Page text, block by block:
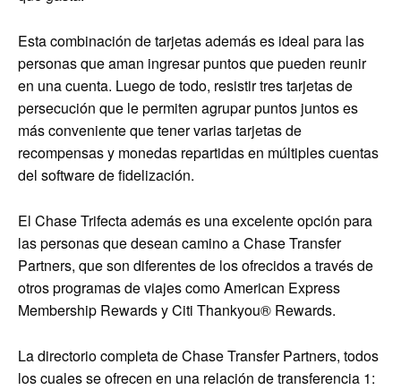
Esta combinación de tarjetas además es ideal para las
personas que aman ingresar puntos que pueden reunir
en una cuenta. Luego de todo, resistir tres tarjetas de
persecución que le permiten agrupar puntos juntos es
más conveniente que tener varias tarjetas de
recompensas y monedas repartidas en múltiples cuentas
del software de fidelización.
El Chase Trifecta además es una excelente opción para
las personas que desean camino a Chase Transfer
Partners, que son diferentes de los ofrecidos a través de
otros programas de viajes como American Express
Membership Rewards y Citi Thankyou® Rewards.
La directorio completa de Chase Transfer Partners, todos
los cuales se ofrecen en una relación de transferencia 1: